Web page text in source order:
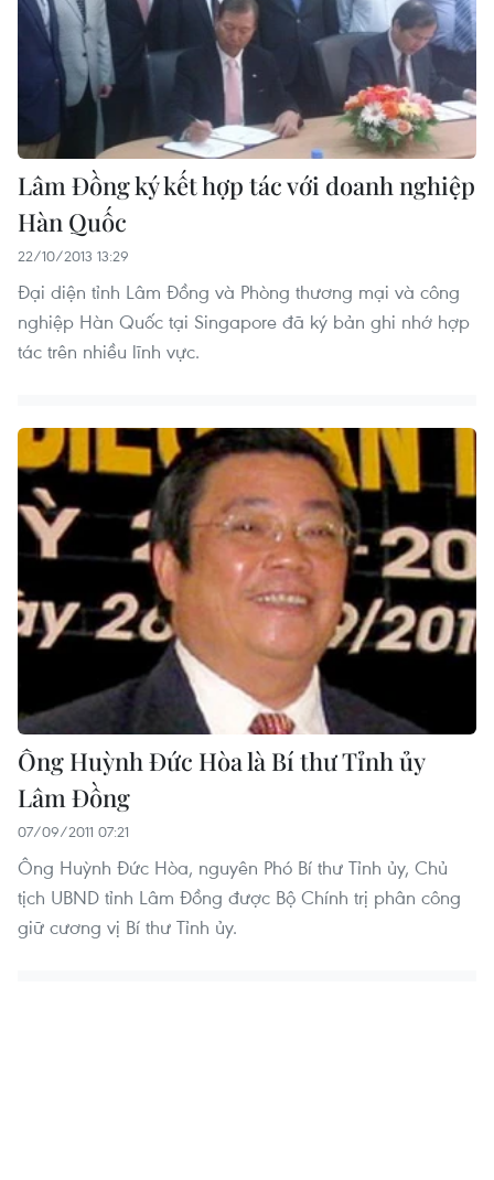
Lâm Đồng ký kết hợp tác với doanh nghiệp
Hàn Quốc
22/10/2013 13:29
Đại diện tỉnh Lâm Đồng và Phòng thương mại và công
nghiệp Hàn Quốc tại Singapore đã ký bản ghi nhớ hợp
tác trên nhiều lĩnh vực.
Ông Huỳnh Đức Hòa là Bí thư Tỉnh ủy
Lâm Đồng
07/09/2011 07:21
Ông Huỳnh Đức Hòa, nguyên Phó Bí thư Tỉnh ủy, Chủ
tịch UBND tỉnh Lâm Đồng được Bộ Chính trị phân công
giữ cương vị Bí thư Tỉnh ủy.